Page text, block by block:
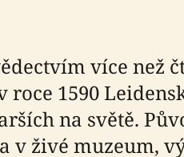
více než
roce 1590
na světě.
v živé muzeum,